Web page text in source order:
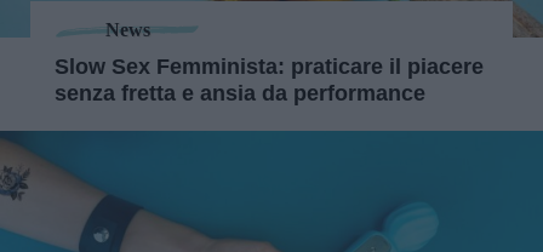
News
Slow Sex Femminista: praticare il piacere
senza fretta e ansia da performance